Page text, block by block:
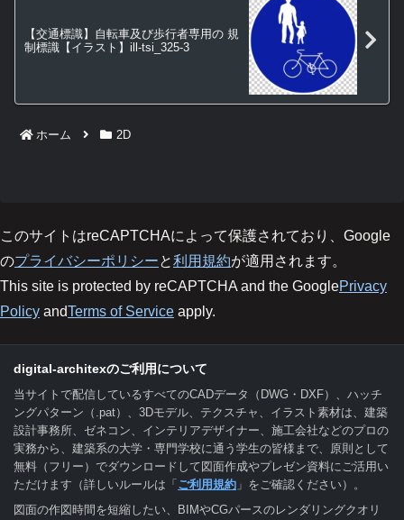
【交通標識】自転車及び歩行者専用の 規
制標識【イラスト】ill-tsi_325-3
ホーム 2D
このサイトはreCAPTCHAによって保護されており、Google
のプライバシーポリシーと利用規約が適用されます。
This site is protected by reCAPTCHA and the GooglePrivacy
Policy andTerms of Service apply.
digital-architexのご利用について
当サイトで配信しているすべてのCADデータ（DWG・DXF）、ハッチ
ングパターン（.pat）、3Dモデル、テクスチャ、イラスト素材は、建築
設計事務所、ゼネコン、インテリアデザイナー、施工会社などのプロの
実務から、建築系の大学・専門学校に通う学生の皆様まで、原則として
無料（フリー）でダウンロードして図面作成やプレゼン資料にご活用い
ただけます（詳しいルールは「 ご利用規約 」をご確認ください）。
図面の作図時間を短縮したい、BIMやCGパースのレンダリングクオリ